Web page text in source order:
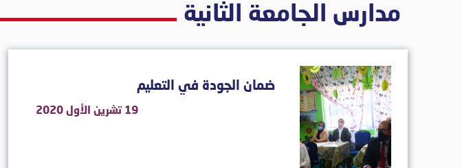
مدارس الجامعة الثانية
ضمان الجودة في التعليم
19 تشرين الأول 2020